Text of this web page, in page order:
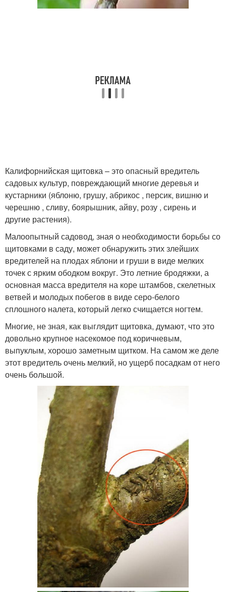
Калифорнийская щитовка – это опасный вредитель
садовых культур, повреждающий многие деревья и
кустарники (яблоню, грушу, абрикос , персик, вишню и
черешню , сливу, боярышник, айву, розу , сирень и
другие растения).
Малоопытный садовод, зная о необходимости борьбы со
щитовками в саду, может обнаружить этих злейших
вредителей на плодах яблони и груши в виде мелких
точек с ярким ободком вокруг. Это летние бродяжки, а
основная масса вредителя на коре штамбов, скелетных
ветвей и молодых побегов в виде серо-белого
сплошного налета, который легко счищается ногтем.
Многие, не зная, как выглядит щитовка, думают, что это
довольно крупное насекомое под коричневым,
выпуклым, хорошо заметным щитком. На самом же деле
этот вредитель очень мелкий, но ущерб посадкам от него
очень большой.